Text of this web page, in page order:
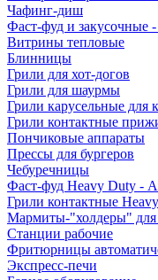
Чафинг-диш
Фаст-фуд и закусочные
Витрины тепловые
Блинницы
Грили для хот-догов
Грили для шаурмы
Грили карусельные для
Грили контактные
Пончиковые аппараты
Прессы для бургеров
Чебуречницы
Фаст-фуд Heavy Duty -
Грили контактные
Мармиты-"холдеры" для
Станции рабочие
Фритюрницы
Экспресс-печи